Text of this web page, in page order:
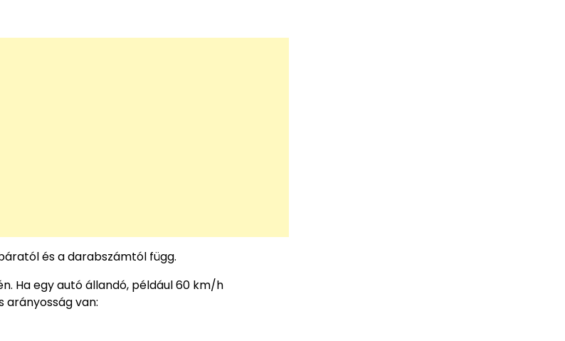
és a darabszámtól függ.
Ha egy autó állandó, például 60 km/h
van: